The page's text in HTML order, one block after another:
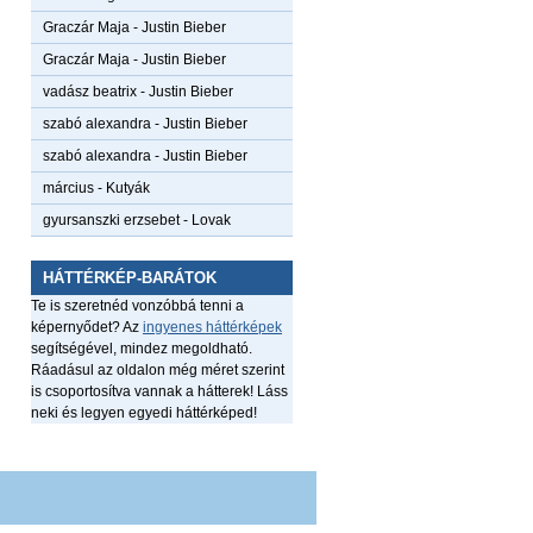
Graczár Maja - Justin Bieber
Graczár Maja - Justin Bieber
vadász beatrix - Justin Bieber
szabó alexandra - Justin Bieber
szabó alexandra - Justin Bieber
március - Kutyák
gyursanszki erzsebet- Lovak
HÁTTÉRKÉP-BARÁTOK
Te is szeretnéd vonzóbbá tenni a
képernyődet? Az ingyenes háttérképek
segítségével, mindez megoldható.
Ráadásul az oldalon még méret szerint
is csoportosítva vannak a hátterek! Láss
neki és legyen egyedi háttérképed!